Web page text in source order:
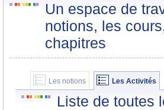
Un espace de
notions, les
chapitres
Les notions Les Activités
Liste de toutes